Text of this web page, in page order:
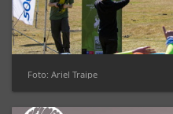
Foto: Ariel Traipe